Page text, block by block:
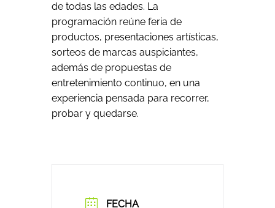
de todas las edades. La
programación reúne feria de
productos, presentaciones artísticas,
sorteos de marcas auspiciantes,
además de propuestas de
entretenimiento continuo, en una
experiencia pensada para recorrer,
probar y quedarse.
FECHA